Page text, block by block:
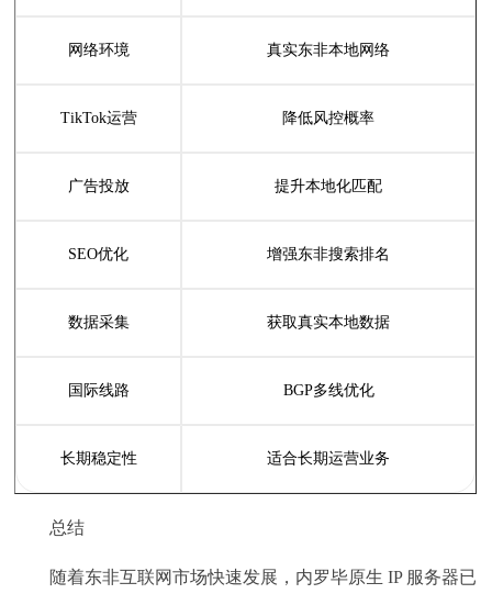
网络环境 真实东非本地网络
TikTok运营 降低风控概率
广告投放 提升本地化匹配
SEO优化 增强东非搜索排名
数据采集 获取真实本地数据
国际线路 BGP多线优化
长期稳定性 适合长期运营业务
总结
随着东非互联网市场快速发展，内罗毕原生 IP 服务器已